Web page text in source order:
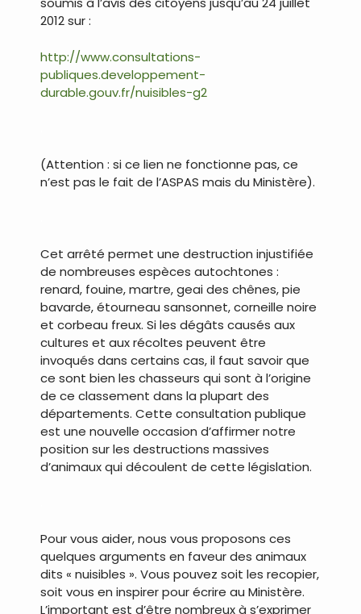
2012 sur :
http://www.consultations-
publiques.developpement-
durable.gouv.fr/nuisibles-g2
(Attention : si ce lien ne fonctionne pas, ce
n’est pas le fait de l’ASPAS mais du Ministère).
Cet arrêté permet une destruction injustifiée
de nombreuses espèces autochtones :
renard, fouine, martre, geai des chênes, pie
bavarde, étourneau sansonnet, corneille noire
et corbeau freux. Si les dégâts causés aux
cultures et aux récoltes peuvent être
invoqués dans certains cas, il faut savoir que
ce sont bien les chasseurs qui sont à l’origine
de ce classement dans la plupart des
départements. Cette consultation publique
est une nouvelle occasion d’affirmer notre
position sur les destructions massives
d’animaux qui découlent de cette législation.
Pour vous aider, nous vous proposons ces
quelques arguments en faveur des animaux
dits « nuisibles ». Vous pouvez soit les recopier,
soit vous en inspirer pour écrire au Ministère.
L’important est d’être nombreux à s’exprimer